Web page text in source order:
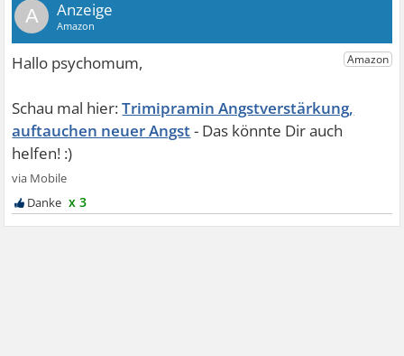
A
Trimipramin Angstverstärkung,
auftauchen neuer Angst
x 3